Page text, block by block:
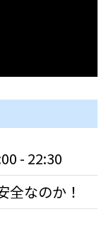
- 22:30
全なのか！